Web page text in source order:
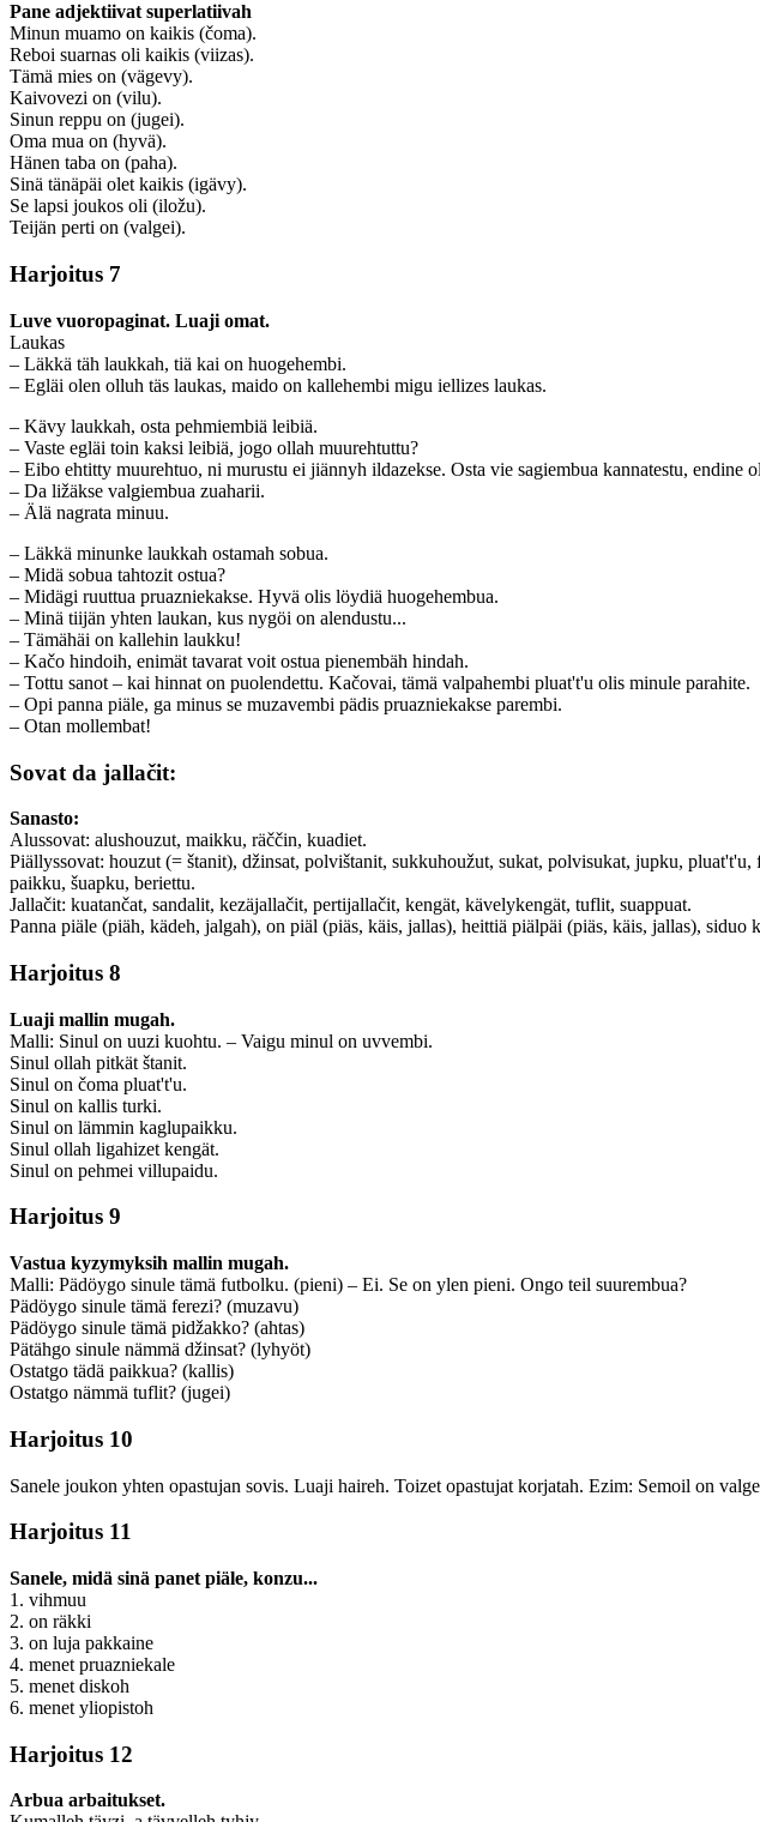
Pane adjektiivat superlatiivah
Minun muamo on kaikis (čoma).
Reboi suarnas oli kaikis (viizas).
Tämä mies on (vägevy).
Kaivovezi on (vilu).
Sinun reppu on (jugei).
Oma mua on (hyvä).
Hänen taba on (paha).
Sinä tänäpäi olet kaikis (igävy).
Se lapsi joukos oli (iložu).
Teijän perti on (valgei).
Harjoitus 7
Luve vuoropaginat. Luaji omat.
Laukas
– Läkkä täh laukkah, tiä kai on huogehembi.
– Egläi olen olluh täs laukas, maido on kallehembi migu iellizes laukas.
– Kävy laukkah, osta pehmiembiä leibiä.
– Vaste egläi toin kaksi leibiä, jogo ollah muurehtuttu?
– Eibo ehtitty muurehtuo, ni murustu ei jiännyh ildazekse. Osta vie sagiembua kannatestu, endine
– Da ližäkse valgiembua zuaharii.
– Älä nagrata minuu.
– Läkkä minunke laukkah ostamah sobua.
– Midä sobua tahtozit ostua?
– Midägi ruuttua pruazniekakse. Hyvä olis löydiä huogehembua.
– Minä tiijän yhten laukan, kus nygöi on alendustu...
– Tämähäi on kallehin laukku!
– Kačo hindoih, enimät tavarat voit ostua pienembäh hindah.
– Tottu sanot – kai hinnat on puolendettu. Kačovai, tämä valpahembi pluat't'u olis minule parahite.
– Opi panna piäle, ga minus se muzavembi pädis pruazniekakse parembi.
– Otan mollembat!
Sovat da jallačit:
Sanasto:
Alussovat: alushouzut, maikku, räččin, kuadiet.
Piällyssovat: houzut (= štanit), džinsat, polvištanit, sukkuhoužut, sukat, polvisukat, jupku,
paikku, šuapku, beriettu.
Jallačit: kuatančat, sandalit, kezäjallačit, pertijallačit, kengät, kävelykengät, tuflit, suappuat.
Panna piäle (piäh, kädeh, jalgah), on piäl (piäs, käis, jallas), heittiä piälpäi (piäs, käis, jallas),
Harjoitus 8
Luaji mallin mugah.
Malli: Sinul on uuzi kuohtu. – Vaigu minul on uvvembi.
Sinul ollah pitkät štanit.
Sinul on čoma pluat't'u.
Sinul on kallis turki.
Sinul on lämmin kaglupaikku.
Sinul ollah ligahizet kengät.
Sinul on pehmei villupaidu.
Harjoitus 9
Vastua kyzymyksih mallin mugah.
Malli: Pädöygo sinule tämä futbolku. (pieni) – Ei. Se on ylen pieni. Ongo teil suurembua?
Pädöygo sinule tämä ferezi? (muzavu)
Pädöygo sinule tämä pidžakko? (ahtas)
Pätähgo sinule nämmä džinsat? (lyhyöt)
Ostatgo tädä paikkua? (kallis)
Ostatgo nämmä tuflit? (jugei)
Harjoitus 10
Sanele joukon yhten opastujan sovis. Luaji haireh. Toizet opastujat korjatah. Ezim: Semoil on
Harjoitus 11
Sanele, midä sinä panet piäle, konzu...
1. vihmuu
2. on räkki
3. on luja pakkaine
4. menet pruazniekale
5. menet diskoh
6. menet yliopistoh
Harjoitus 12
Arbua arbaitukset.